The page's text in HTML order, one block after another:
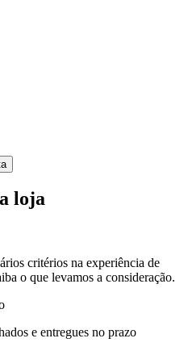
loja
critérios na experiência de
o que levamos a consideração.
e entregues no prazo